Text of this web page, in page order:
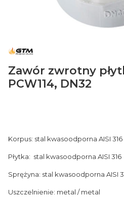
Zawór zwrotny
PCW114, DN32
Korpus: stal kwasoodporna AISI 316
Płytka: stal kwasoodporna AISI 316
Sprężyna: stal kwasoodporna AISI
Uszczelnienie: metal / metal